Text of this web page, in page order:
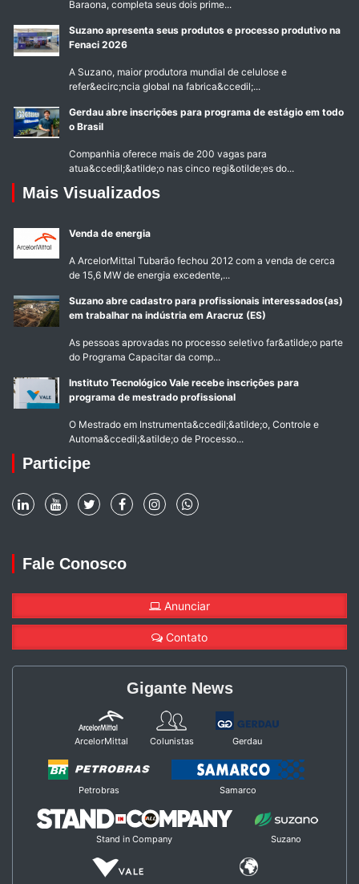
Baraona, completa seus dois prime...
Suzano apresenta seus produtos e processo produtivo na
Fenaci 2026
A Suzano, maior produtora mundial de celulose e
refer&ecirc;ncia global na fabrica&ccedil;...
Gerdau abre inscrições para programa de estágio em todo
o Brasil
Companhia oferece mais de 200 vagas para
atua&ccedil;&atilde;o nas cinco regi&otilde;es do...
Mais Visualizados
Venda de energia
A ArcelorMittal Tubarão fechou 2012 com a venda de cerca
de 15,6 MW de energia excedente,...
Suzano abre cadastro para profissionais interessados(as)
em trabalhar na indústria em Aracruz (ES)
As pessoas aprovadas no processo seletivo far&atilde;o parte
do Programa Capacitar da comp...
Instituto Tecnológico Vale recebe inscrições para
programa de mestrado profissional
O Mestrado em Instrumenta&ccedil;&atilde;o, Controle e
Automa&ccedil;&atilde;o de Processo...
Participe
Fale Conosco
Anunciar
Contato
Gigante News
ArcelorMittal Colunistas Gerdau
Petrobras Samarco
Stand in Company Suzano